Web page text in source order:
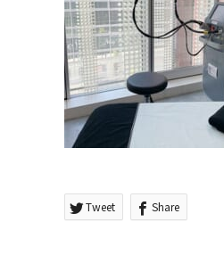
Tweet Share